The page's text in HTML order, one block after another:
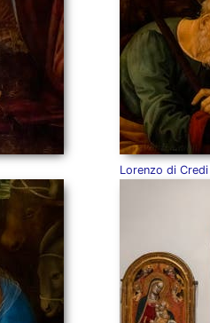
Lorenzo di Credi